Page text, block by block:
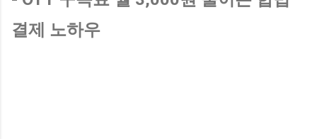
결제 노하우